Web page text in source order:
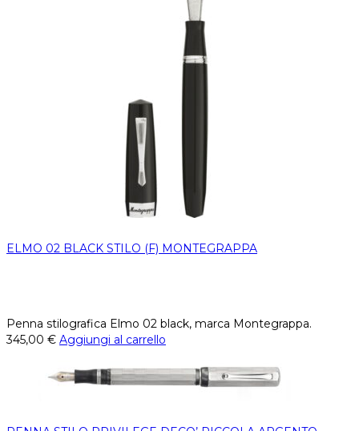
ELMO 02 BLACK STILO (F) MONTEGRAPPA
Penna stilografica Elmo 02 black, marca Montegrappa.
345,00 € Aggiungi al carrello